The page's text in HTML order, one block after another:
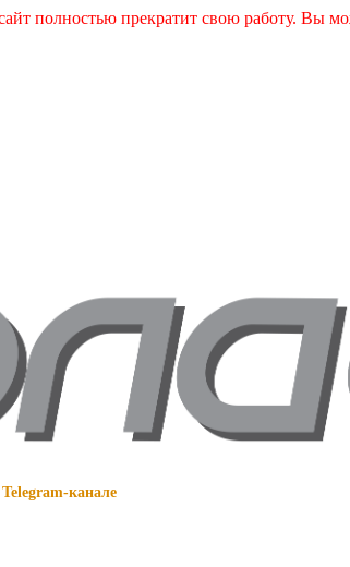
полностью прекратит свою работу. Вы
Telegram-канале